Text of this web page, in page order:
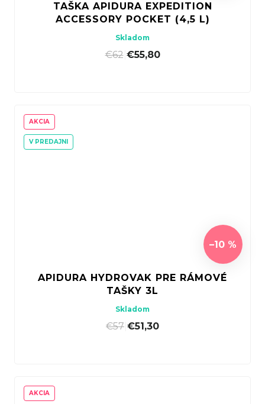
TAŠKA APIDURA EXPEDITION
ACCESSORY POCKET (4,5 L)
Skladom
€62| €55,80
AKCIA
V PREDAJNI
–10 %
APIDURA HYDROVAK PRE RÁMOVÉ
TAŠKY 3L
Skladom
€57 €51,30
AKCIA